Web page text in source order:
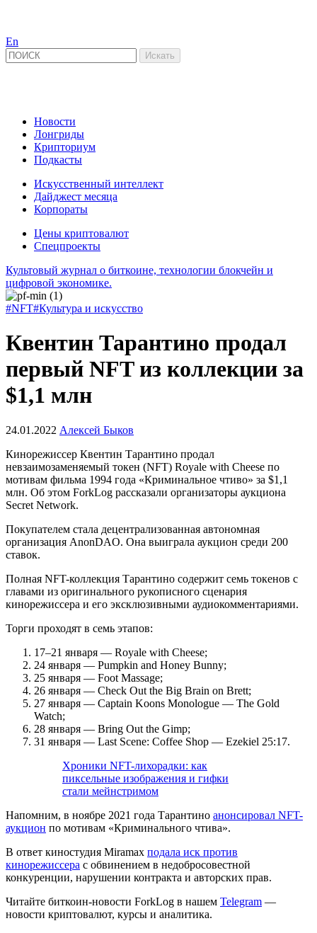
En
Новости
Лонгриды
Крипториум
Подкасты
Искусственный интеллект
Дайджест месяца
Корпораты
Цены криптовалют
Спецпроекты
Культовый журнал о биткоине, технологии блокчейн и
цифровой экономике.
#NFT#Культура и искусство
Квентин Тарантино продал
первый NFT из коллекции за
$1,1 млн
24.01.2022 Алексей Быков
Кинорежиссер Квентин Тарантино продал
невзаимозаменяемый токен (NFT) Royale with Cheese по
мотивам фильма 1994 года «Криминальное чтиво» за $1,1
млн. Об этом ForkLog рассказали организаторы аукциона
Secret Network.
Покупателем стала децентрализованная автономная
организация AnonDAO. Она выиграла аукцион среди 200
ставок.
Полная NFT-коллекция Тарантино содержит семь токенов с
главами из оригинального рукописного сценария
кинорежиссера и его эксклюзивными аудиокомментариями.
Торги проходят в семь этапов:
17–21 января — Royale with Cheese;
24 января — Pumpkin and Honey Bunny;
25 января — Foot Massage;
26 января — Check Out the Big Brain on Brett;
27 января — Captain Koons Monologue — The Gold
Watch;
28 января — Bring Out the Gimp;
31 января — Last Scene: Coffee Shop — Ezekiel 25:17.
Хроники NFT-лихорадки: как
пиксельные изображения и гифки
стали мейнстримом
Напомним, в ноябре 2021 года Тарантино анонсировал NFT-
аукцион по мотивам «Криминального чтива».
В ответ киностудия Miramax подала иск против
кинорежиссера с обвинением в недобросовестной
конкуренции, нарушении контракта и авторских прав.
Читайте биткоин-новости ForkLog в нашем Telegram —
новости криптовалют, курсы и аналитика.